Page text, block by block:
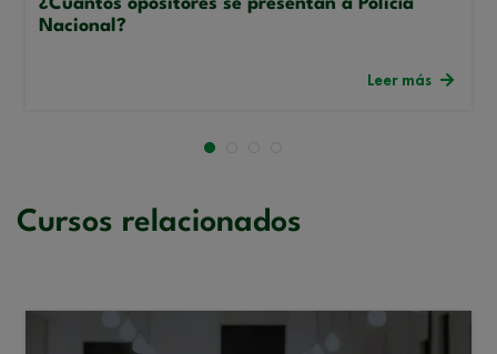
¿Cuántos opositores se presentan a Policía
Nacional?
Leer más
Cursos relacionados